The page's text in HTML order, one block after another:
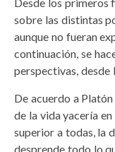
sobre las distintas
aunque no fueran
continuación, se
perspectivas, desde
De acuerdo a
de la vida yacería
superior a todas, la
desprende todo lo